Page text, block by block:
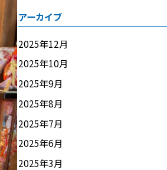
アーカイブ
2025年12月
2025年10月
2025年9月
2025年8月
2025年7月
2025年6月
2025年3月